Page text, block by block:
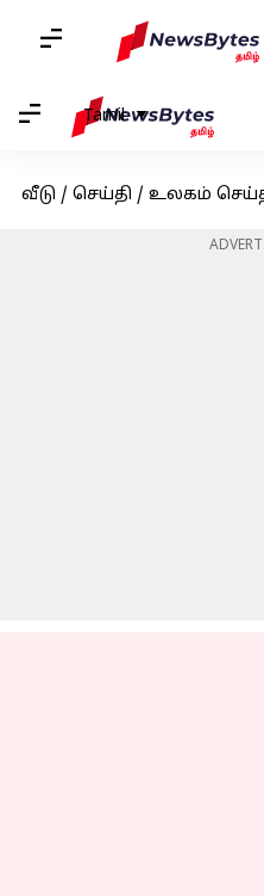
Tamil
வீடு / செய்தி / உலகம்